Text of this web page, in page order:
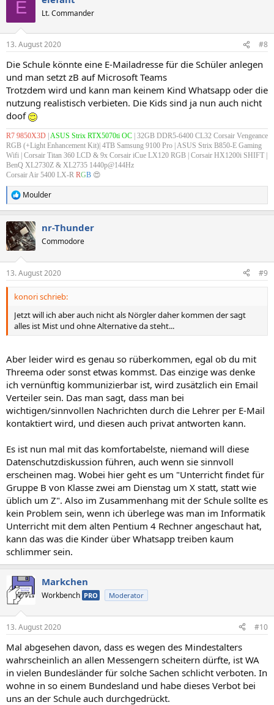
e
:
E Lt. Commander
13. August 2020 #8
Die Schule könnte eine E-Mailadresse für die Schüler anlegen
und man setzt zB auf Microsoft Teams
Trotzdem wird und kann man keinem Kind Whatsapp oder die
nutzung realistisch verbieten. Die Kids sind ja nun auch nicht
doof
R7 9850X3D ASUS Strix RTX5070ti OC | 32GB DDR5-6400 CL32 Corsair Vengeance
RGB (+Light Enhancement Kit)| 4TB Samsung 9100 Pro | ASUS Strix B850-E Gaming
Wifi | Corsair Titan 360 LCD & 9x Corsair iCue LX120 RGB | Corsair HX1200i SHIFT |
BenQ XL2730Z & XL2735 1440p@144Hz
Corsair Air 5400 LX-R RGB 😍
R
e
k
t
i
e
n
Moulder
nr-Thunder
Commodore
13. August 2020 #9
konori schrieb:
Jetzt will ich aber auch nicht als Nörgler daher kommen der sagt
alles ist Mist und ohne Alternative da steht...
Aber leider wird es genau so rüberkommen, egal ob du mit
Threema oder sonst etwas kommst. Das einzige was denke
ich vernünftig kommunizierbar ist, wird zusätzlich ein Email
Verteiler sein. Das man sagt, dass man bei
wichtigen/sinnvollen Nachrichten durch die Lehrer per E-Mail
kontaktiert wird, und diesen auch privat antworten kann.
Es ist nun mal mit das komfortabelste, niemand will diese
Datenschutzdiskussion führen, auch wenn sie sinnvoll
erscheinen mag. Wobei hier geht es um "Unterricht findet für
Gruppe B von Klasse zwei am Dienstag um X statt, statt wie
üblich um Z". Also im Zusammenhang mit der Schule sollte es
kein Problem sein, wenn ich überlege was man im Informatik
Unterricht mit dem alten Pentium 4 Rechner angeschaut hat,
kann das was die Kinder über Whatsapp treiben kaum
schlimmer sein.
Markchen
Workbench PRO Moderator
13. August 2020 #10
Mal abgesehen davon, dass es wegen des Mindestalters
wahrscheinlich an allen Messengern scheitern dürfte, ist WA
in vielen Bundesländer für solche Sachen schlicht verboten. In
wohne in so einem Bundesland und habe dieses Verbot bei
uns an der Schule auch durchgedrückt.